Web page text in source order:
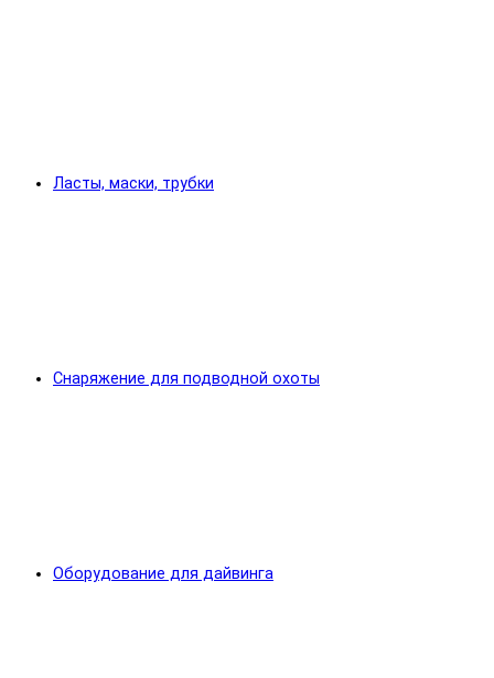
Ласты, маски, трубки
Снаряжение для подводной охоты
Оборудование для дайвинга